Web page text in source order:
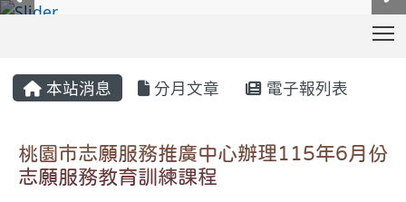
本站消息 分月文章 電子報列表
桃園市志願服務推廣中心辦理115年6月份
志願服務教育訓練課程